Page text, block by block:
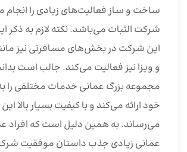
ساخت و ساز فعالیت‌های زیادی را
شرکت الثبات می‌باشد. نکته لازم به ذکر
این شرکت در بخش‌های مسافرتی نیز
و ویزا نیز فعالیت می‌کند. جالب است
مجموعه بزرگ عمانی خدمات مختلفی را
خود ارائه می‌کند و با کیفیت بسیار بالا این
می‌رساند. به همین دلیل است که افراد
عمانی زیادی جذب داستان موفقیت